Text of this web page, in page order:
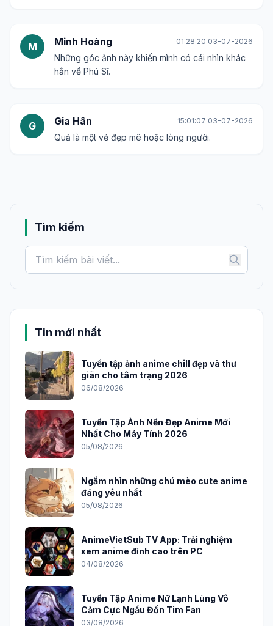
M Minh Hoàng 01:28:20 03-07-2026
Những góc ảnh này khiến mình có cái nhìn khác
hẳn về Phú Sĩ.
G Gia Hân 15:01:07 03-07-2026
Quả là một vẻ đẹp mê hoặc lòng người.
Tìm kiếm
Tin mới nhất
Tuyển tập ảnh anime chill đẹp và thư
giãn cho tâm trạng 2026
06/08/2026
Tuyển Tập Ảnh Nền Đẹp Anime Mới
Nhất Cho Máy Tính 2026
05/08/2026
Ngắm nhìn những chú mèo cute anime
đáng yêu nhất
05/08/2026
AnimeVietSub TV App: Trải nghiệm
xem anime đỉnh cao trên PC
04/08/2026
Tuyển Tập Anime Nữ Lạnh Lùng Vô
Cảm Cực Ngầu Đốn Tim Fan
03/08/2026